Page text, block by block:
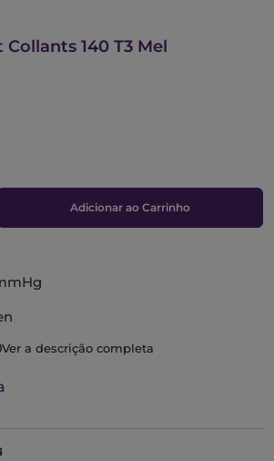
140 T3 Mel
Adicionar ao Carrinho
Ver a descrição completa